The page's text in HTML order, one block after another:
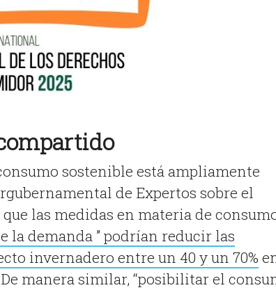
sostenible está ampliamente
de Expertos sobre el
las medidas en materia de
la demanda ” podrían reducir las
invernadero entre un 40 y un 70%
manera similar, “posibilitar el